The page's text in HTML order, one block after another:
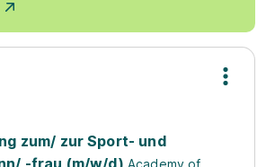
zum/ zur Sport- und
-frau (m/w/d) Academy of